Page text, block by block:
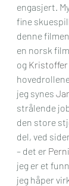
engasjert.
fine
denne
en norsk
og
jeg synes
strålende
den store
del, ved
– det er
jeg er et
jeg håper